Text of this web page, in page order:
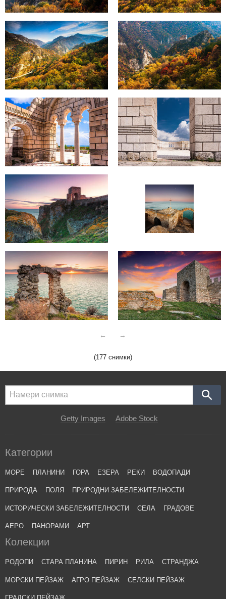
← →
(177 снимки)
Getty Images Adobe Stock
Категории
МОРЕ ПЛАНИНИ ГОРА ЕЗЕРА РЕКИ ВОДОПАДИ
ПРИРОДА ПОЛЯ ПРИРОДНИ ЗАБЕЛЕЖИТЕЛНОСТИ
ИСТОРИЧЕСКИ ЗАБЕЛЕЖИТЕЛНОСТИ СЕЛА ГРАДОВЕ
АЕРО ПАНОРАМИ АРТ
Колекции
РОДОПИ СТАРА ПЛАНИНА ПИРИН РИЛА СТРАНДЖА
МОРСКИ ПЕЙЗАЖ АГРО ПЕЙЗАЖ СЕЛСКИ ПЕЙЗАЖ